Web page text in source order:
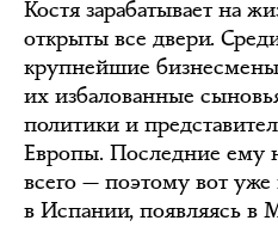
Костя зарабатывает на
открыты все двери.
крупнейшие
их избалованные
политики и
Европы. Последние ему
всего — поэтому вот
в Испании, появляясь в